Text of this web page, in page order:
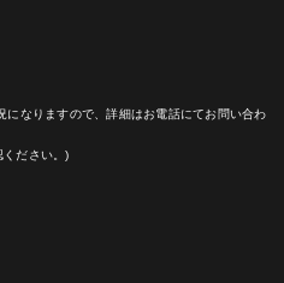
なりますので、詳細はお電話にてお問い合わ
ださい。)